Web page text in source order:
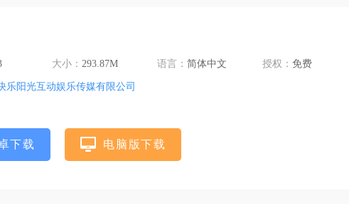
大小： 293.87M 语言： 简体中文 授权： 免费
乐阳光互动娱乐传媒有限公司
下载 电脑版下载